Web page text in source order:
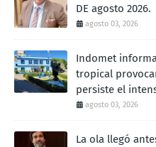
DE agosto 2026.
agosto 03, 2026
Indomet
tropical
persiste el
agosto 03, 2026
La ola llegó